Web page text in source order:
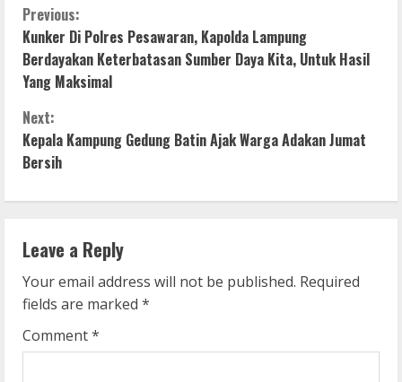
C
o
n
t
i
n
u
e
R
e
Previous:
Kunker Di Polres Pesawaran, Kapolda Lampung
Berdayakan Keterbatasan Sumber Daya Kita, Untuk Hasil
Yang Maksimal
Next:
Kepala Kampung Gedung Batin Ajak Warga Adakan Jumat
Bersih
Leave a Reply
Your email address will not be published. Required
fields are marked *
Comment*